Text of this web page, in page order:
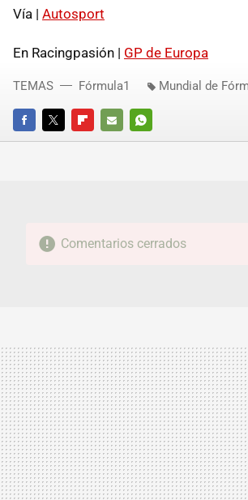
Vía | Autosport
En Racingpasión | GP de Europa
FACEBOOKTWITTERFLIPBOARD
E-
WHATSAPP
TEMAS Fórmula1 Mundial de
Comentarios cerrados